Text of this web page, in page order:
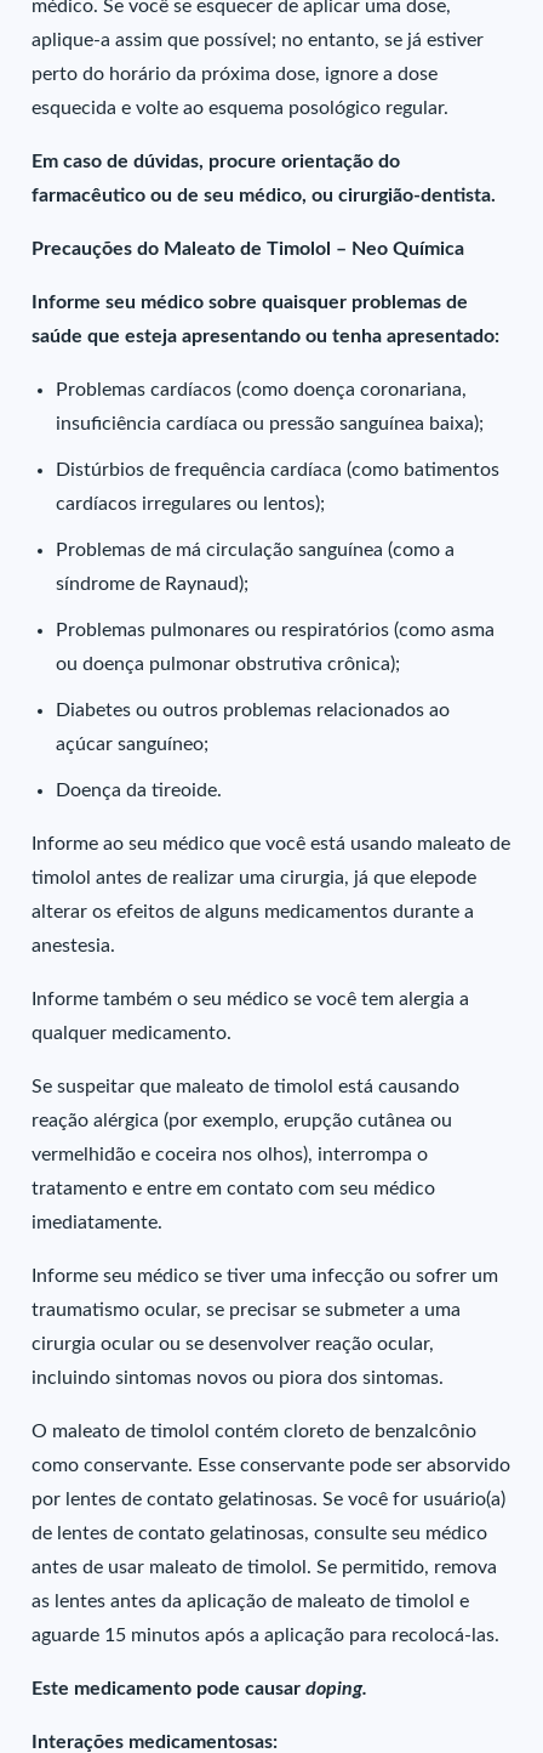
médico. Se você se esquecer de aplicar uma dose,
aplique-a assim que possível; no entanto, se já estiver
perto do horário da próxima dose, ignore a dose
esquecida e volte ao esquema posológico regular.
Em caso de dúvidas, procure orientação do
farmacêutico ou de seu médico, ou cirurgião-dentista.
Precauções do Maleato de Timolol – Neo Química
Informe seu médico sobre quaisquer problemas de
saúde que esteja apresentando ou tenha apresentado:
Problemas cardíacos (como doença coronariana,
insuficiência cardíaca ou pressão sanguínea baixa);
Distúrbios de frequência cardíaca (como batimentos
cardíacos irregulares ou lentos);
Problemas de má circulação sanguínea (como a
síndrome de Raynaud);
Problemas pulmonares ou respiratórios (como asma
ou doença pulmonar obstrutiva crônica);
Diabetes ou outros problemas relacionados ao
açúcar sanguíneo;
Doença da tireoide.
Informe ao seu médico que você está usando maleato de
timolol antes de realizar uma cirurgia, já que elepode
alterar os efeitos de alguns medicamentos durante a
anestesia.
Informe também o seu médico se você tem alergia a
qualquer medicamento.
Se suspeitar que maleato de timolol está causando
reação alérgica (por exemplo, erupção cutânea ou
vermelhidão e coceira nos olhos), interrompa o
tratamento e entre em contato com seu médico
imediatamente.
Informe seu médico se tiver uma infecção ou sofrer um
traumatismo ocular, se precisar se submeter a uma
cirurgia ocular ou se desenvolver reação ocular,
incluindo sintomas novos ou piora dos sintomas.
O maleato de timolol contém cloreto de benzalcônio
como conservante. Esse conservante pode ser absorvido
por lentes de contato gelatinosas. Se você for usuário(a)
de lentes de contato gelatinosas, consulte seu médico
antes de usar maleato de timolol. Se permitido, remova
as lentes antes da aplicação de maleato de timolol e
aguarde 15 minutos após a aplicação para recolocá-las.
Este medicamento pode causardoping.
Interações medicamentosas: